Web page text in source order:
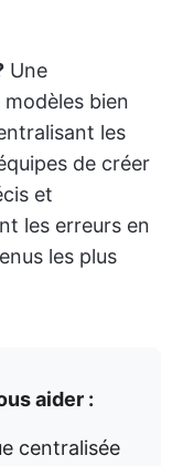
Une
bien
les
de créer
et
les erreurs en
les plus
aider :
centralisée